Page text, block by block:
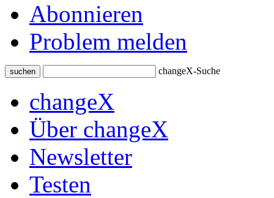
Abonnieren
Problem melden
suchen changeX-Suche
changeX
Über changeX
Newsletter
Testen